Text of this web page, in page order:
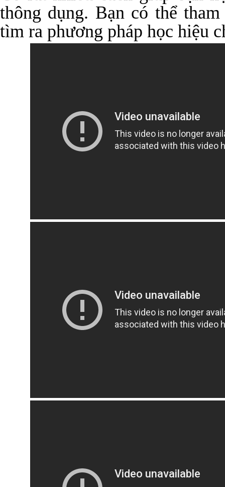
thông dụng. Bạn có thể
tìm ra phương pháp học hiệu